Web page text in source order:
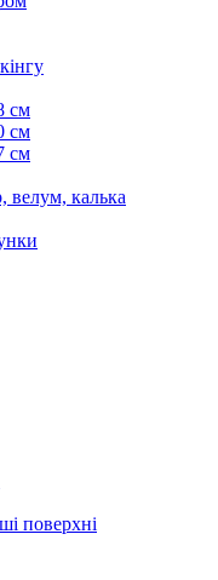
см
см
см
велум, калька
поверхні